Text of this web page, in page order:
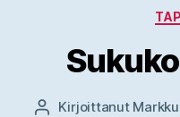
Kirjoittaja
Kirjoittanut